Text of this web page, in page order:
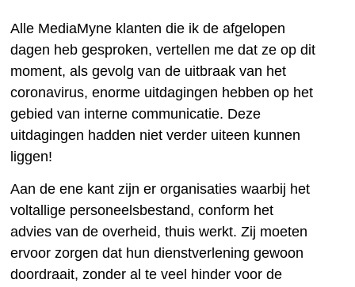
Alle MediaMyne klanten die ik de afgelopen
dagen heb gesproken, vertellen me dat ze op dit
moment, als gevolg van de uitbraak van het
coronavirus, enorme uitdagingen hebben op het
gebied van interne communicatie. Deze
uitdagingen hadden niet verder uiteen kunnen
liggen!
Aan de ene kant zijn er organisaties waarbij het
voltallige personeelsbestand, conform het
advies van de overheid, thuis werkt. Zij moeten
ervoor zorgen dat hun dienstverlening gewoon
doordraait, zonder al te veel hinder voor de